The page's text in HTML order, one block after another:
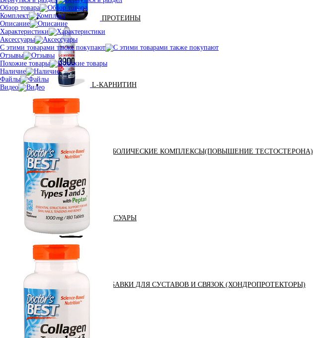
ПРОТЕИНЫ
L-КАРНИТИН
АНАБОЛИЧЕСКИЕ КОМПЛЕКСЫ(ПОВЫШЕНИЕ ТЕСТОСТЕРОНА)
АКСЕССУАРЫ
ДОБАВКИ ДЛЯ СУСТАВОВ И СВЯЗОК (ХОНДРОПРОТЕКТОРЫ)
Обзор товара
Комплект
Описание
Характеристики
Аксессуары
С этими товарами также покупают
Отзывы
Похожие товары
Наличие
Файлы
Видео